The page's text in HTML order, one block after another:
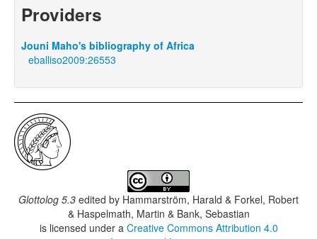
Providers
Jouni Maho's bibliography of Africa
eballiso2009:26553
Glottolog 5.3 edited by Hammarström, Harald & Forkel, Robert
& Haspelmath, Martin & Bank, Sebastian
is licensed under a Creative Commons Attribution 4.0